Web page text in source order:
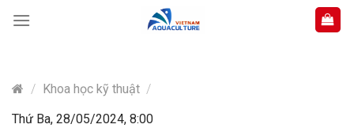
content
/ Khoa học kỹ thuật /
Thứ Ba, 28/05/2024, 8:00